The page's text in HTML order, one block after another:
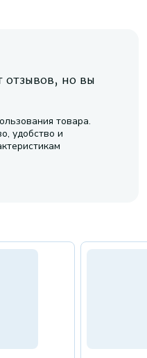
отзывов, но вы
товара.
удобство и